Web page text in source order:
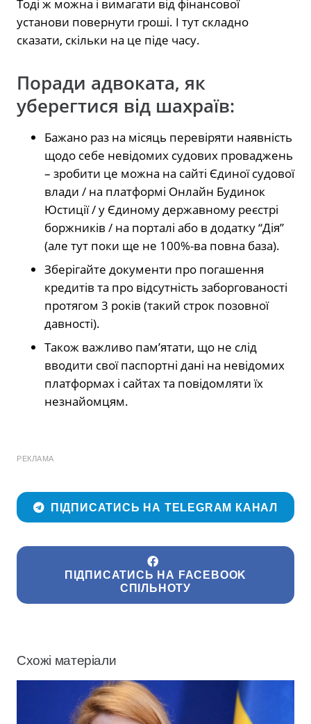
Тоді ж можна і вимагати від фінансової
установи повернути гроші. І тут складно
сказати, скільки на це піде часу.
Поради адвоката, як
уберегтися від шахраїв:
Бажано раз на місяць перевіряти наявність
щодо себе невідомих судових проваджень
– зробити це можна на сайті Єдиної судової
влади / на платформі Онлайн Будинок
Юстиції / у Єдиному державному реєстрі
боржників / на порталі або в додатку “Дія”
(але тут поки ще не 100%-ва повна база).
Зберігайте документи про погашення
кредитів та про відсутність заборгованості
протягом 3 років (такий строк позовної
давності).
Також важливо пам’ятати, що не слід
вводити свої паспортні дані на невідомих
платформах і сайтах та повідомляти їх
незнайомцям.
РЕКЛАМА
ПІДПИСАТИСЬ НА TELEGRAM КАНАЛ
ПІДПИСАТИСЬ НА FACEBOOK
СПІЛЬНОТУ
Схожі матеріали